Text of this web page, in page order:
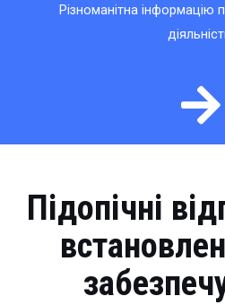
Різноманітна інформацію
Підопічні